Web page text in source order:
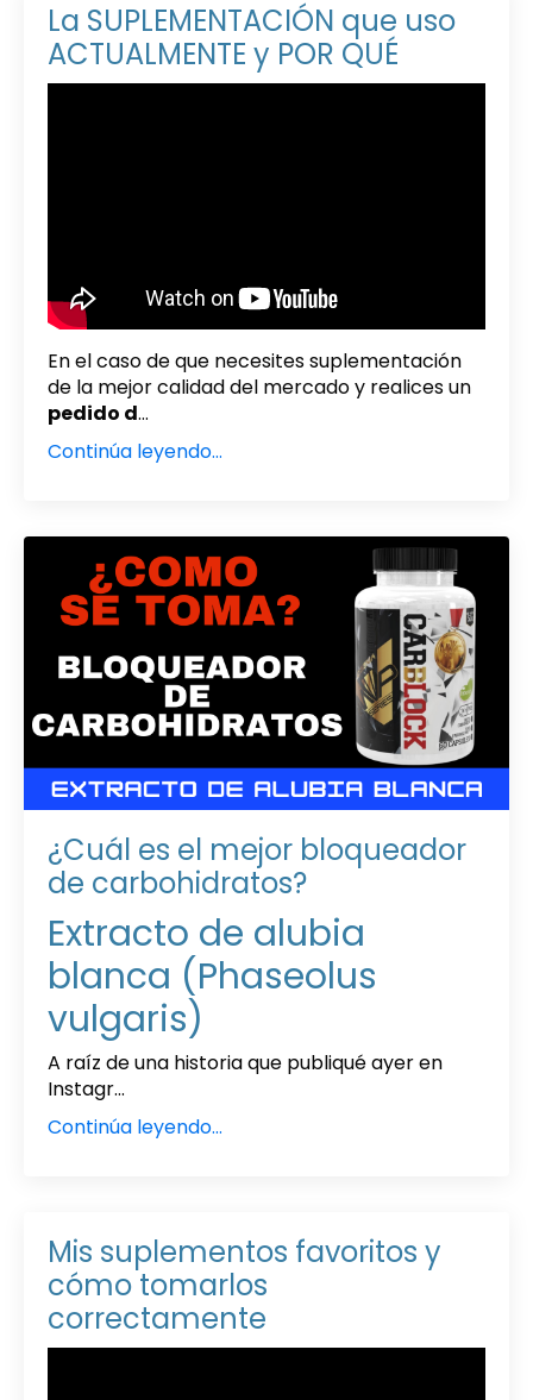
La SUPLEMENTACIÓN que uso
ACTUALMENTE y POR QUÉ
En el caso de que necesites suplementación
de la mejor calidad del mercado y realices un
pedido d...
Continúa leyendo...
¿Cuál es el mejor bloqueador
de carbohidratos?
Extracto de alubia
blanca (Phaseolus
vulgaris)
A raíz de una historia que publiqué ayer en
Instagr...
Continúa leyendo...
Mis suplementos favoritos y
cómo tomarlos
correctamente